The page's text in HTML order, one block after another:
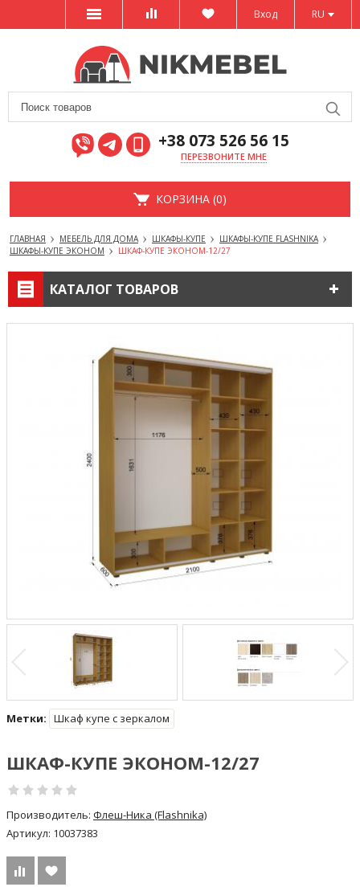
RU
Вход
+38 073 526 56 15
ПЕРЕЗВОНИТЕ МНЕ
КОРЗИНА (0)
ГЛАВНАЯ МЕБЕЛЬ ДЛЯ ДОМА ШКАФЫ-КУПЕ
ШКАФЫ-КУПЕ FLASHNIKA
ШКАФЫ-КУПЕ ЭКОНОМ
ШКАФ-КУПЕ ЭКОНОМ-12/27
КАТАЛОГ ТОВАРОВ
Метки: Шкаф купе с зеркалом
ШКАФ-КУПЕ ЭКОНОМ-12/27
Производитель: Флеш-Ника (Flashnika)
Артикул: 10037383